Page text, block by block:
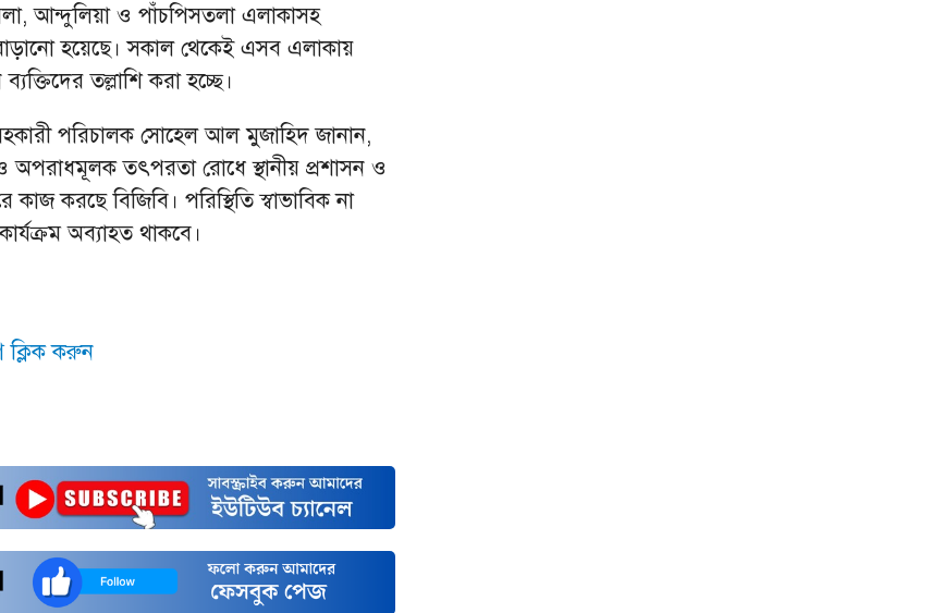
আন্দুলিয়া ও পাঁচপিসতলা এলাকাসহ
বাড়ানো হয়েছে। সকাল থেকেই এসব এলাকায়
তল্লাশি করা হচ্ছে।
পরিচালক সোহেল আল মুজাহিদ জানান,
অপরাধমূলক তৎপরতা রোধে স্থানীয় প্রশাসন ও
করছে বিজিবি। পরিস্থিতি স্বাভাবিক না
অব্যাহত থাকবে।
ক্লিক করুন